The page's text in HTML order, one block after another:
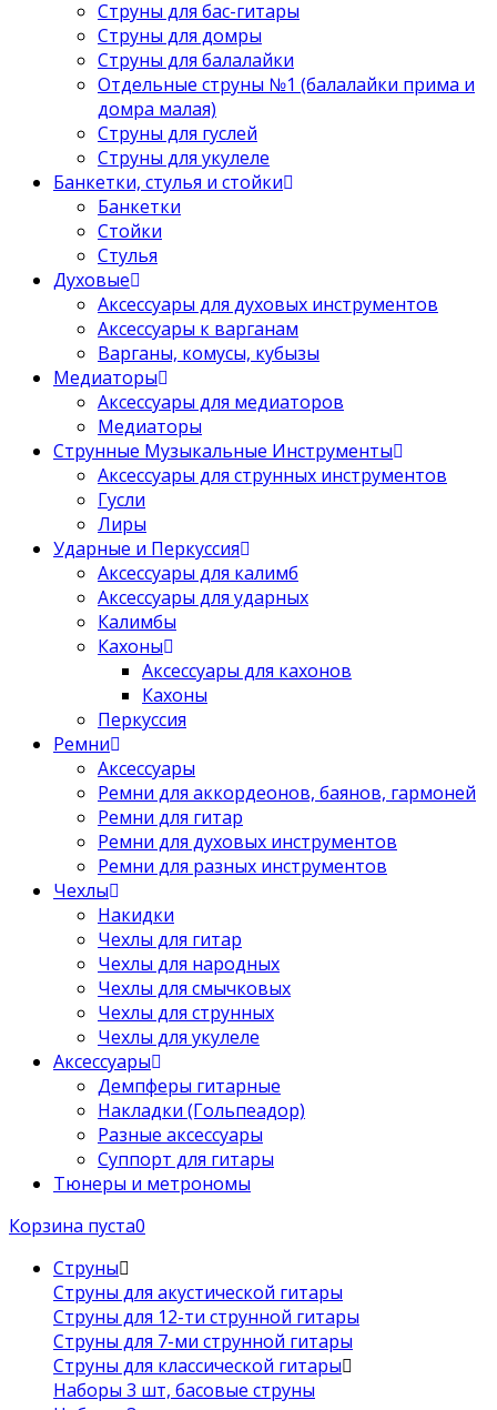
Струны для бас-гитары
Струны для домры
Струны для балалайки
Отдельные струны №1 (балалайки прима и
домра малая)
Струны для гуслей
Струны для укулеле
Банкетки, стулья и стойки
Банкетки
Стойки
Стулья
Духовые
Аксессуары для духовых инструментов
Аксессуары к варганам
Варганы, комусы, кубызы
Медиаторы
Аксессуары для медиаторов
Медиаторы
Струнные Музыкальные Инструменты
Аксессуары для струнных инструментов
Гусли
Лиры
Ударные и Перкуссия
Аксессуары для калимб
Аксессуары для ударных
Калимбы
Кахоны
Аксессуары для кахонов
Кахоны
Перкуссия
Ремни
Аксессуары
Ремни для аккордеонов, баянов, гармоней
Ремни для гитар
Ремни для духовых инструментов
Ремни для разных инструментов
Чехлы
Накидки
Чехлы для гитар
Чехлы для народных
Чехлы для смычковых
Чехлы для струнных
Чехлы для укулеле
Аксессуары
Демпферы гитарные
Накладки (Гольпеадор)
Разные аксессуары
Суппорт для гитары
Тюнеры и метрономы
Корзина пуста0
Струны
Струны для акустической гитары
Струны для 12-ти струнной гитары
Струны для 7-ми струнной гитары
Струны для классической гитары
Наборы 3 шт, басовые струны